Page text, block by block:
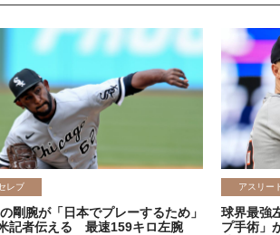
レブ
剛腕が「日本でプレーするため」
記者伝える 最速159キロ左腕
アスリー
球界最強
プ手術」